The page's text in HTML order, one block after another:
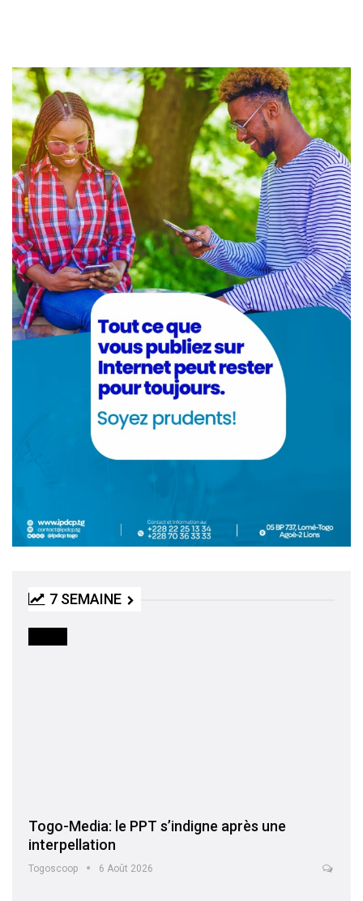
7 SEMAINE
Togo-Media: le PPT s’indigne après une
interpellation
Togoscoop 6 Août 2026